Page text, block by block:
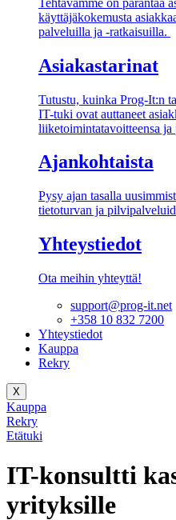
käyttäjäkokemusta
palveluilla ja -ratkaisuilla.
Asiakastarinat
Tutustu, kuinka Prog-It:n
IT-tuki ovat auttaneet
liiketoimintatavoitteensa ja
Ajankohtaista
Pysy ajan tasalla
tietoturvan ja
Yhteystiedot
Ota meihin yhteyttä!
support@prog-it.net
+358 10 832 7200
Yhteystiedot
Kauppa
Rekry
X
Kauppa
Rekry
Etätuki
IT-konsultti
yrityksille